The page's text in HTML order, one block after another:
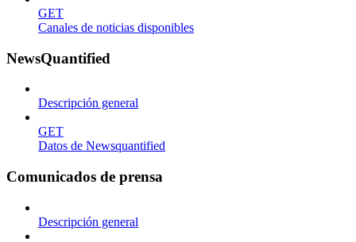
GET
Canales de noticias disponibles
NewsQuantified
Descripción general
GET
Datos de Newsquantified
Comunicados de prensa
Descripción general